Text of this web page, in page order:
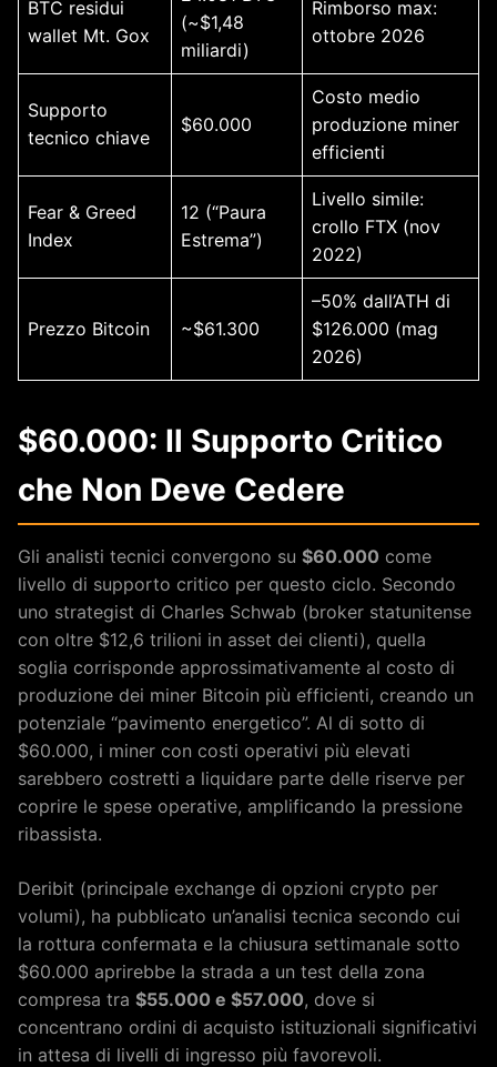
BTC residui
wallet Mt. Gox
(~$1,48
miliardi)
Rimborso max:
ottobre 2026
Supporto
tecnico chiave
$60.000
Costo medio
produzione miner
efficienti
Fear & Greed
Index
12 (“Paura
Estrema”)
Livello simile:
crollo FTX (nov
2022)
Prezzo Bitcoin ~$61.300
–50% dall’ATH di
$126.000 (mag
2026)
$60.000: Il Supporto Critico
che Non Deve Cedere
Gli analisti tecnici convergono su $60.000 come
livello di supporto critico per questo ciclo. Secondo
uno strategist di Charles Schwab (broker statunitense
con oltre $12,6 trilioni in asset dei clienti), quella
soglia corrisponde approssimativamente al costo di
produzione dei miner Bitcoin più efficienti, creando un
potenziale “pavimento energetico”. Al di sotto di
$60.000, i miner con costi operativi più elevati
sarebbero costretti a liquidare parte delle riserve per
coprire le spese operative, amplificando la pressione
ribassista.
Deribit (principale exchange di opzioni crypto per
volumi), ha pubblicato un’analisi tecnica secondo cui
la rottura confermata e la chiusura settimanale sotto
$60.000 aprirebbe la strada a un test della zona
compresa tra $55.000 e $57.000, dove si
concentrano ordini di acquisto istituzionali significativi
in attesa di livelli di ingresso più favorevoli.